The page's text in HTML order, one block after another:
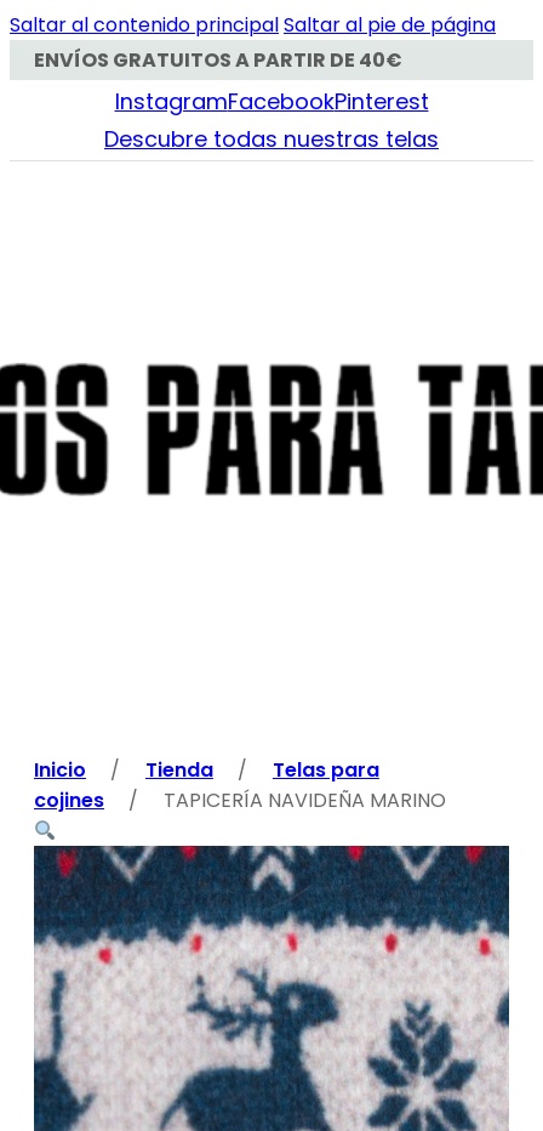
Saltar al contenido principalSaltar al pie de página
ENVÍOS GRATUITOS A PARTIR DE 40€
InstagramFacebookPinterest
Descubre todas nuestras telas
Inicio / Tienda /
Telas para
cojines
/ TAPICERÍA NAVIDEÑA MARINO